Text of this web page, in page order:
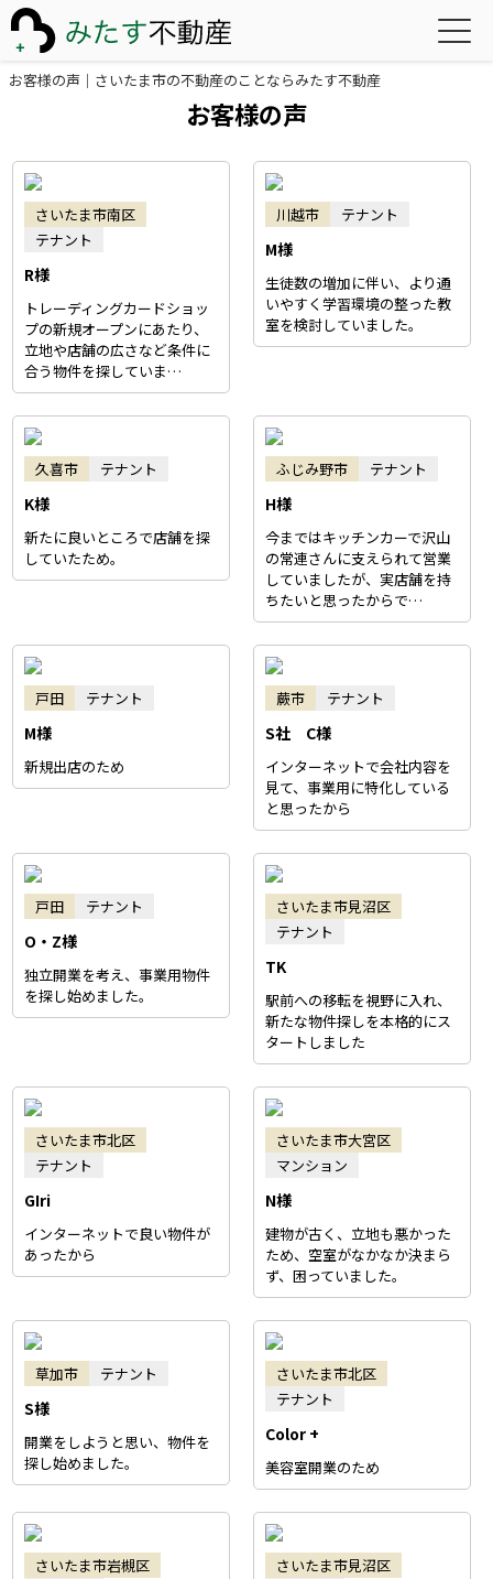
お客様の声｜さいたま市の不動産のことならみたす不動産
お客様の声
さいたま市南区
テナント
R様
トレーディングカードショッ
プの新規オープンにあたり、
立地や店舗の広さなど条件に
合う物件を探していま…
川越市 テナント
M様
生徒数の増加に伴い、より通
いやすく学習環境の整った教
室を検討していました。
久喜市 テナント
K様
新たに良いところで店舗を探
していたため。
ふじみ野市 テナント
H様
今まではキッチンカーで沢山
の常連さんに支えられて営業
していましたが、実店舗を持
ちたいと思ったからで…
戸田 テナント
M様
新規出店のため
蕨市 テナント
S社 C様
インターネットで会社内容を
見て、事業用に特化している
と思ったから
戸田 テナント
O・Z様
独立開業を考え、事業用物件
を探し始めました。
さいたま市見沼区
テナント
TK
駅前への移転を視野に入れ、
新たな物件探しを本格的にス
タートしました
さいたま市北区
テナント
GIri
インターネットで良い物件が
あったから
さいたま市大宮区
マンション
N様
建物が古く、立地も悪かった
ため、空室がなかなか決まら
ず、困っていました。
草加市 テナント
S様
開業をしようと思い、物件を
探し始めました。
さいたま市北区
テナント
Color +
美容室開業のため
さいたま市岩槻区
さいたま市見沼区